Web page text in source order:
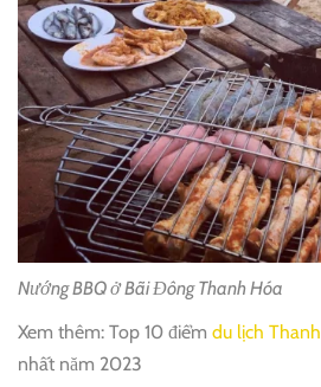
Nướng BBQ ở Bãi Đông Thanh Hóa
Xem thêm: Top 10 điểm du lịch
nhất năm 2023